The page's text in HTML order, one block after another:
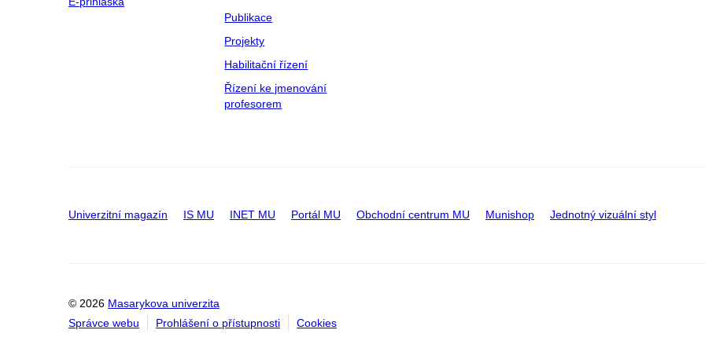
Publikace
Projekty
Habilitační řízení
Řízení ke jmenování
profesorem
Univerzitní magazín IS MU INET MU Portál MU Obchodní centrum MU Munishop Jednotný vizuální styl
© 2026 Masarykova univerzita
Správce webu
Prohlášení o přístupnosti Cookies